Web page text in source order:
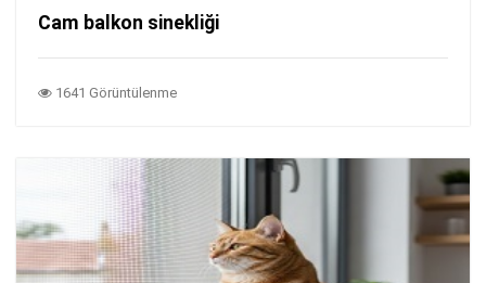
Cam balkon sinekliği
1641 Görüntülenme